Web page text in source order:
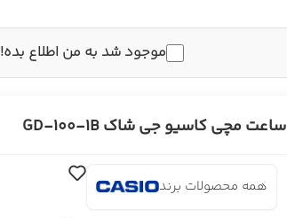
موجود شد به من اطلاع بده!
ساعت مچی کاسیو جی شاک GD-100-1B
همه محصولات برند